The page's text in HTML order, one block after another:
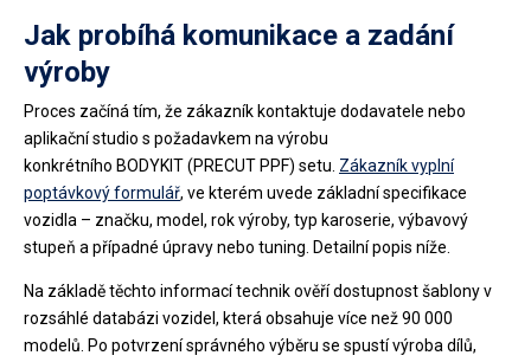
Jak probíhá komunikace a zadání
výroby
Proces začíná tím, že zákazník kontaktuje dodavatele nebo
aplikační studio s požadavkem na výrobu
konkrétního BODYKIT (PRECUT PPF) setu. Zákazník vyplní
poptávkový formulář, ve kterém uvede základní specifikace
vozidla – značku, model, rok výroby, typ karoserie, výbavový
stupeň a případné úpravy nebo tuning. Detailní popis níže.
Na základě těchto informací technik ověří dostupnost šablony v
rozsáhlé databázi vozidel, která obsahuje více než 90 000
modelů. Po potvrzení správného výběru se spustí výroba dílů,